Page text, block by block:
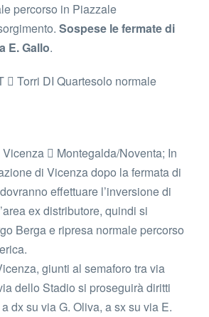
percorso in Piazzale
Sospese le fermate di
E. Gallo.
 Torri DI Quartesolo normale
Vicenza  Montegalda/Noventa; In
di Vicenza dopo la fermata di
effettuare l’inversione di
ex distributore, quindi si
Berga e ripresa normale percorso
giunti al semaforo tra via
dello Stadio si proseguirà diritti
dx su via G. Oliva, a sx su via E.